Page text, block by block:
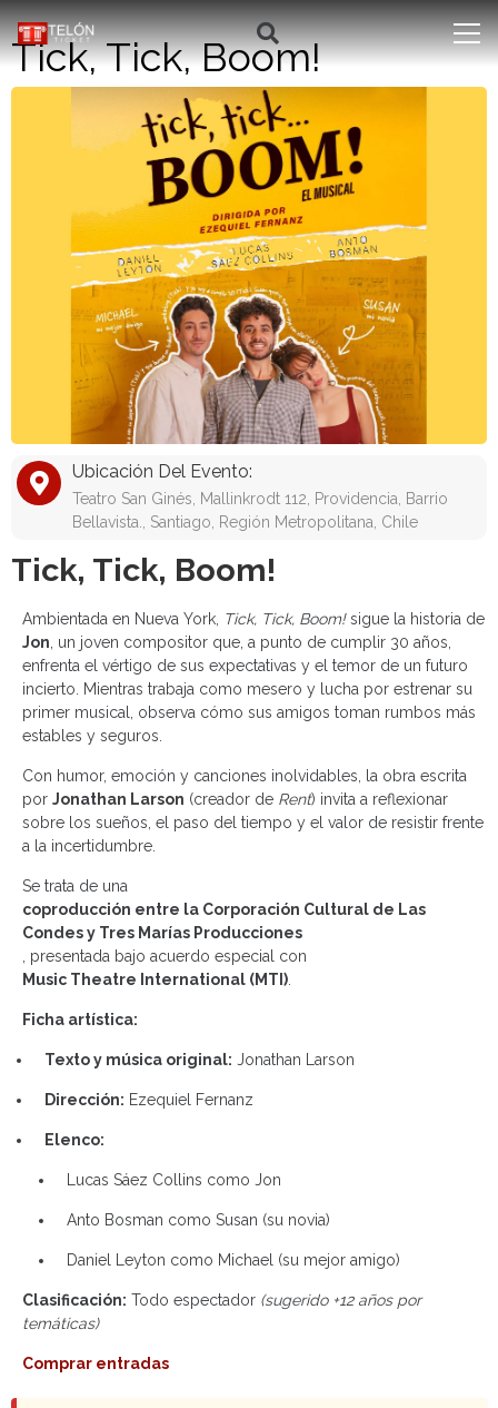
Tick, Tick, Boom!
Ubicación Del Evento:
Teatro San Ginés, Mallinkrodt 112, Providencia, Barrio
Bellavista., Santiago, Región Metropolitana, Chile
Tick, Tick, Boom!
Ambientada en Nueva York, Tick, Tick, Boom!sigue la historia de
Jon, un joven compositor que, a punto de cumplir 30 años,
enfrenta el vértigo de sus expectativas y el temor de un futuro
incierto. Mientras trabaja como mesero y lucha por estrenar su
primer musical, observa cómo sus amigos toman rumbos más
estables y seguros.
Con humor, emoción y canciones inolvidables, la obra escrita
por Jonathan Larson (creador de Rent) invita a reflexionar
sobre los sueños, el paso del tiempo y el valor de resistir frente
a la incertidumbre.
Se trata de una
coproducción entre la Corporación Cultural de Las
Condes y Tres Marías Producciones
, presentada bajo acuerdo especial con
Music Theatre International (MTI).
Ficha artística:
Texto y música original: Jonathan Larson
Dirección: Ezequiel Fernanz
Elenco:
Lucas Sáez Collins como Jon
Anto Bosman como Susan (su novia)
Daniel Leyton como Michael (su mejor amigo)
Clasificación: Todo espectador (sugerido +12 años por
temáticas)
Comprar entradas